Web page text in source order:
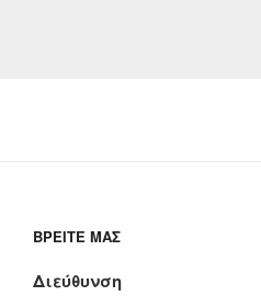
ΒΡΕΊΤΕ ΜΑΣ
Διεύθυνση